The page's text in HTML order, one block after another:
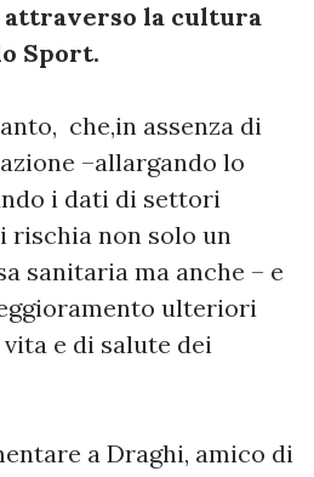
attraverso la cultura
Sport.
che,in assenza di
–allargando lo
i dati di settori
rischia non solo un
sanitaria ma anche – e
ulteriori
e di salute dei
a Draghi, amico di